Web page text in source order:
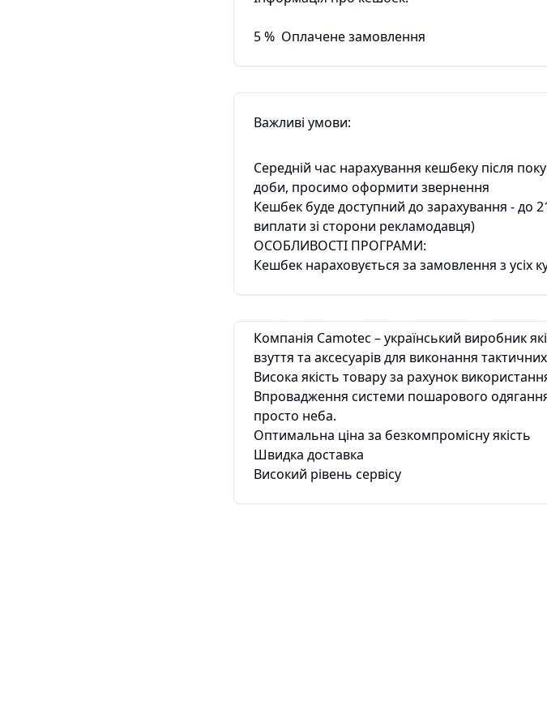
5% Оплачене замовлення
Важливі умови:
Середній час нарахування кешбеку після
доби, просимо оформити звернення
Кешбек буде доступний до зарахування -
виплати зі сторони рекламодавця)
ОСОБЛИВОСТІ ПРОГРАМИ:
Кешбек нараховується за замовлення з усіх
Компанія Camotec – український виробник
взуття та аксесуарів для виконання
Висока якість товару за рахунок
Впровадження системи пошарового
просто неба.
Оптимальна ціна за безкомпромісну якість
Швидка доставка
Високий рівень сервісу